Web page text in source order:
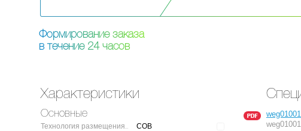
Формирование заказа
в течение 24 часов
Характеристики
Основные
Технология размещения
COB